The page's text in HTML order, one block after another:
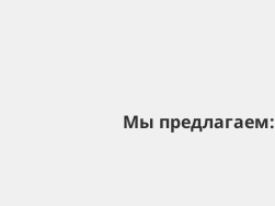
Мы предлагаем: